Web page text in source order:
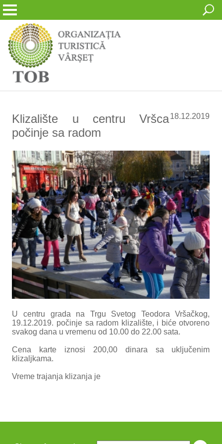
Klizalište u centru Vršca
počinje sa radom
18.12.2019
U centru grada na Trgu Svetog Teodora Vršačkog,
19.12.2019. počinje sa radom klizalište, i biće otvoreno
svakog dana u vremenu od 10.00 do 22.00 sata.
Cena karte iznosi 200,00 dinara sa uključenim
klizaljkama.
Vreme trajanja klizanja je